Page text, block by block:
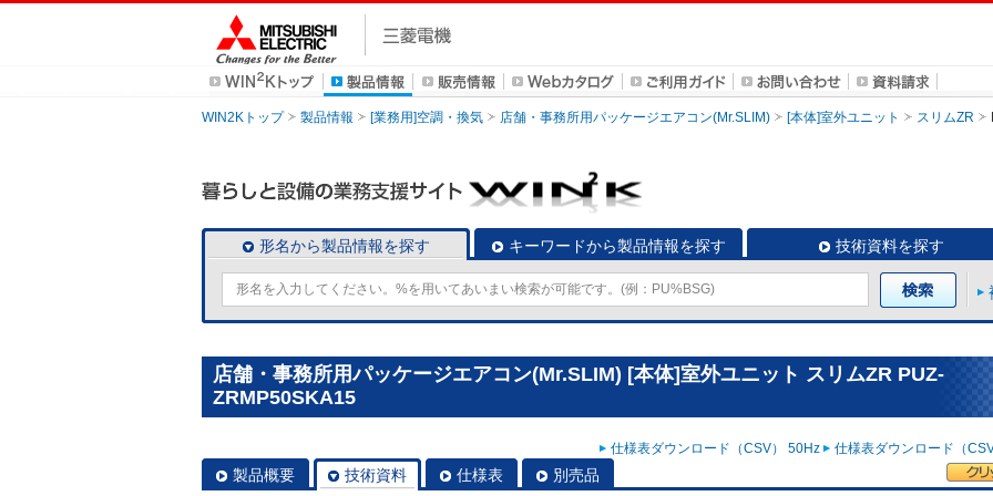
WIN2Kトップ 製品情報 [業務用]空調・換気 店舗・事務所用パッケージエアコン(Mr.SLIM) [本体]室外ユニット スリムZR
形名から製品情報を探す キーワードから製品情報を探す 技術資料を探す
店舗・事務所用パッケージエアコン(Mr.SLIM) [本体]室外ユニット スリムZR PUZ-
ZRMP50SKA15
仕様表ダウンロード（CSV） 50Hz 仕様表ダウンロード（
製品概要 技術資料 仕様表 別売品